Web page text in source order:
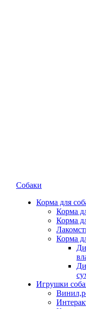
Собаки
Корма для
Корма
Корма
Корма
Игрушки